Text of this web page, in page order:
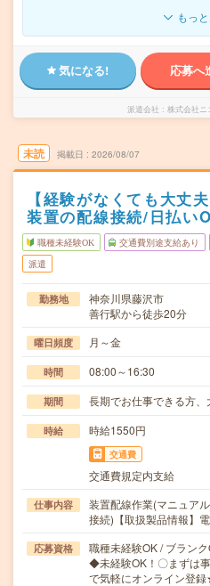
もっ
気になる! 応募へ
派遣会社 株式会社ニ
未読 掲載日 2026/08/07
【経験がなくても大丈
装置の配線接続/日払い
職種未経験OK 交通費別途支給あり
派遣
勤務地
神奈川県藤沢市
善行駅から徒歩20分
曜日頻度 月～金
時間 08:00～16:30
期間 長期でお仕事できる方、
時給 時給1550円
交通費
交通費規定内支給
仕事内容
装置配線作業(マニュア
接続)【取扱製品情報】
応募資格
職種未経験OK / ブラン
◆未経験OK！〇まずは
で気軽にオンライン登